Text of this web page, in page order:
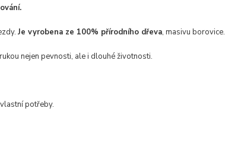
Je vyrobena ze 100% přírodního dřeva, masivu borovice.
nejen pevnosti, ale i dlouhé životnosti.
potřeby.